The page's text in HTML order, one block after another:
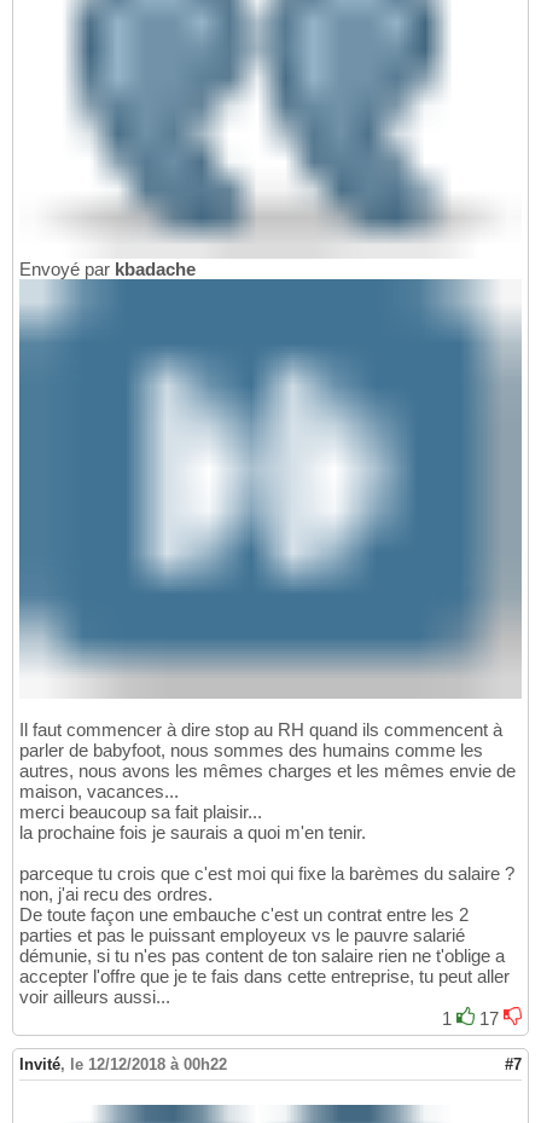
Envoyé par kbadache
Il faut commencer à dire stop au RH quand ils commencent à
parler de babyfoot, nous sommes des humains comme les
autres, nous avons les mêmes charges et les mêmes envie de
maison, vacances...
merci beaucoup sa fait plaisir...
la prochaine fois je saurais a quoi m'en tenir.
parceque tu crois que c'est moi qui fixe la barèmes du salaire ?
non, j'ai recu des ordres.
De toute façon une embauche c'est un contrat entre les 2
parties et pas le puissant employeux vs le pauvre salarié
démunie, si tu n'es pas content de ton salaire rien ne t'oblige a
accepter l'offre que je te fais dans cette entreprise, tu peut aller
voir ailleurs aussi...
1
17
Invité, le 12/12/2018 à 00h22 #7